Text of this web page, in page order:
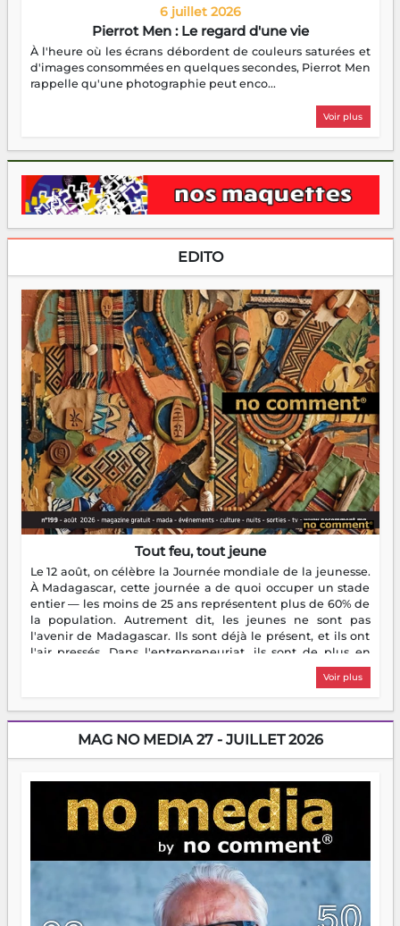
6 juillet 2026
Pierrot Men : Le regard d'une vie
À l'heure où les écrans débordent de couleurs saturées et
d'images consommées en quelques secondes, Pierrot Men
rappelle qu'une photographie peut enco...
Voir plus
EDITO
Tout feu, tout jeune
Le 12 août, on célèbre la Journée mondiale de la jeunesse.
À Madagascar, cette journée a de quoi occuper un stade
entier — les moins de 25 ans représentent plus de 60% de
la population. Autrement dit, les jeunes ne sont pas
l'avenir de Madagascar. Ils sont déjà le présent, et ils ont
l'air pressés. Dans l'entrepreneuriat, ils sont de plus en
plus nombreux à se lancer, à créer, à risquer — souvent
sans filet, souvent sans aide, mais toujours avec cette
dorment vraiment la nuit. En culture, les nouvelles sont
encore meilleures. Aina Rasamoelina vient de décrocher le
Prix RFI Instrumental Afrique. Miangaly Elia rafle le Prix
jeunes qui tiennent la torche. Alors oui, on pourrait
s'arrêter là, applaudir et rentrer chez soi satisfait. Mais ce
serait passer à côté d'une chose essentielle. La fougue, ça
brûle fort — et parfois, ça brûle vite. Une flamme sans
direction peut éclairer autant qu'elle peut consumer. C'est
là que les aînés entrent en scène — pas pour reprendre le
gouvernail, mais pour montrer où sont les récifs. Les jeunes
ont la force, les vieux ont l'expérience, comme on dit. Ce
n'est pas un combat de générations — c'est une question
Voir plus
MAG NO MEDIA 27 - JUILLET 2026